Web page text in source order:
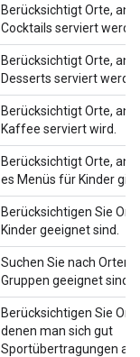
Berücksichtigt Orte, an
Cocktails serviert
Berücksichtigt Orte, an
Desserts serviert
Berücksichtigt Orte, an
Kaffee serviert wird.
Berücksichtigt Orte, an
es Menüs für Kinder
Berücksichtigen Sie
Kinder geeignet sind.
Suchen Sie nach Orten,
Gruppen geeignet sind.
Berücksichtigen Sie
denen man sich gut
Sportübertragungen